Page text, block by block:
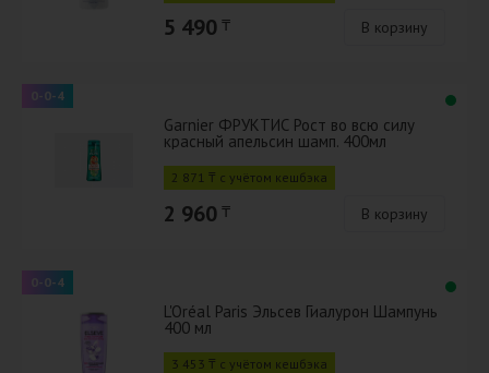
5 490 ₸ В корзину
0-0-4
Garnier ФРУКТИС Рост во всю силу
красный апельсин шамп. 400мл
2 871 ₸ с учётом кешбэка
2 960 ₸ В корзину
0-0-4
L'Oréal Paris Эльсев Гиалурон Шампунь
400 мл
3 453 ₸ с учётом кешбэка